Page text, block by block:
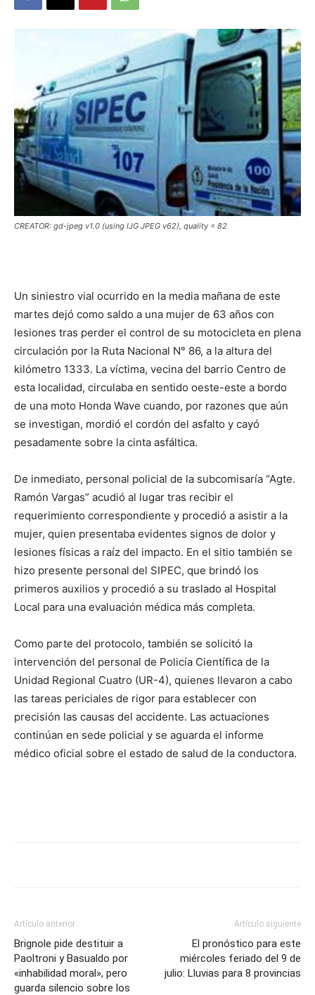
::
La
Verdad
lo
que
se
CREATOR: gd-jpeg v1.0 (using IJG JPEG v62), quality = 82
Un siniestro vial ocurrido en la media mañana de este
martes dejó como saldo a una mujer de 63 años con
lesiones tras perder el control de su motocicleta en plena
circulación por la Ruta Nacional N° 86, a la altura del
kilómetro 1333. La víctima, vecina del barrio Centro de
esta localidad, circulaba en sentido oeste-este a bordo
de una moto Honda Wave cuando, por razones que aún
se investigan, mordió el cordón del asfalto y cayó
pesadamente sobre la cinta asfáltica.
De inmediato, personal policial de la subcomisaría “Agte.
Ramón Vargas” acudió al lugar tras recibir el
requerimiento correspondiente y procedió a asistir a la
mujer, quien presentaba evidentes signos de dolor y
lesiones físicas a raíz del impacto. En el sitio también se
hizo presente personal del SIPEC, que brindó los
primeros auxilios y procedió a su traslado al Hospital
Local para una evaluación médica más completa.
Como parte del protocolo, también se solicitó la
intervención del personal de Policía Científica de la
Unidad Regional Cuatro (UR-4), quienes llevaron a cabo
las tareas periciales de rigor para establecer con
precisión las causas del accidente. Las actuaciones
continúan en sede policial y se aguarda el informe
médico oficial sobre el estado de salud de la conductora.
Artículo anterior
Brignole pide destituir a
Paoltroni y Basualdo por
«inhabilidad moral», pero
guarda silencio sobre los
Artículo siguiente
El pronóstico para este
miércoles feriado del 9 de
julio: Lluvias para 8 provincias